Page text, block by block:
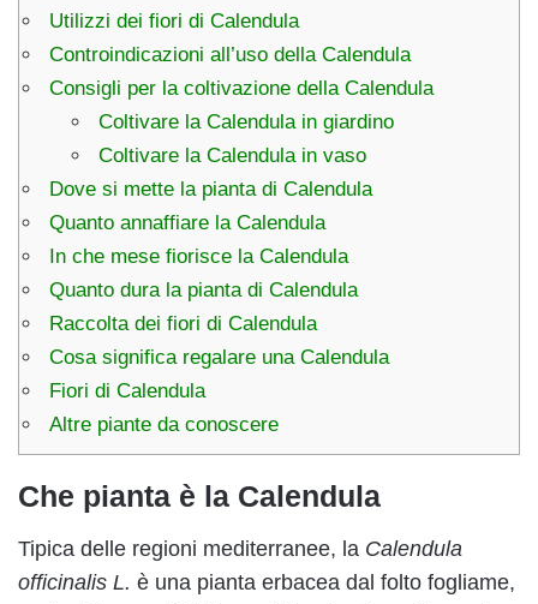
Utilizzi dei fiori di Calendula
Controindicazioni all’uso della Calendula
Consigli per la coltivazione della Calendula
Coltivare la Calendula in giardino
Coltivare la Calendula in vaso
Dove si mette la pianta di Calendula
Quanto annaffiare la Calendula
In che mese fiorisce la Calendula
Quanto dura la pianta di Calendula
Raccolta dei fiori di Calendula
Cosa significa regalare una Calendula
Fiori di Calendula
Altre piante da conoscere
Che pianta è la Calendula
Tipica delle regioni mediterranee, la Calendula
officinalis L. è una pianta erbacea dal folto fogliame,